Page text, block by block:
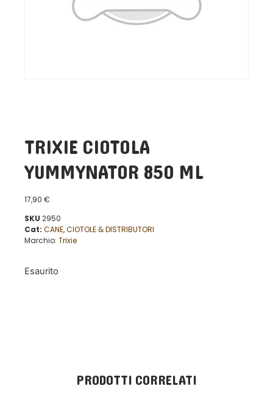
TRIXIE CIOTOLA
YUMMYNATOR 850 ML
17,90 €
SKU 2950
Cat: CANE,CIOTOLE & DISTRIBUTORI
Marchio: Trixie
Esaurito
PRODOTTI CORRELATI